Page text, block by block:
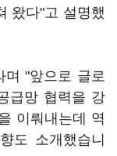
왔다"고 설명했
며 "앞으로 글로
급망 협력을 강
이뤄내는데 역
도 소개했습니